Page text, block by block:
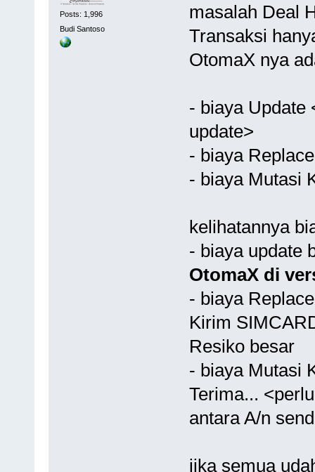
Posts: 1,996
Budi Santoso
masalah Deal
Transaksi
OtomaX nya
- biaya Update
update>
- biaya
- biaya Mutasi
kelihatannya
- biaya update
OtomaX di
- biaya
Kirim
Resiko besar
- biaya Mutasi
Terima...
antara A/n
jika semua